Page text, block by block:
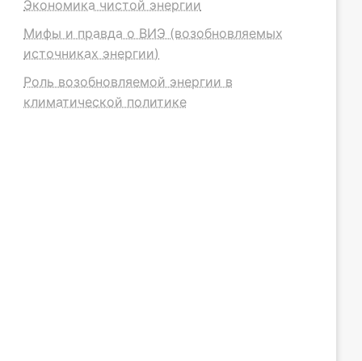
Экономика чистой энергии
Мифы и правда о ВИЭ (возобновляемых
источниках энергии)
Роль возобновляемой энергии в
климатической политике